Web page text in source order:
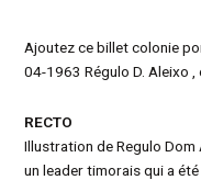
Ajoutez ce billet colonie
04-1963 Régulo D. Aleixo
RECTO
Illustration de Regulo
un leader timorais qui a